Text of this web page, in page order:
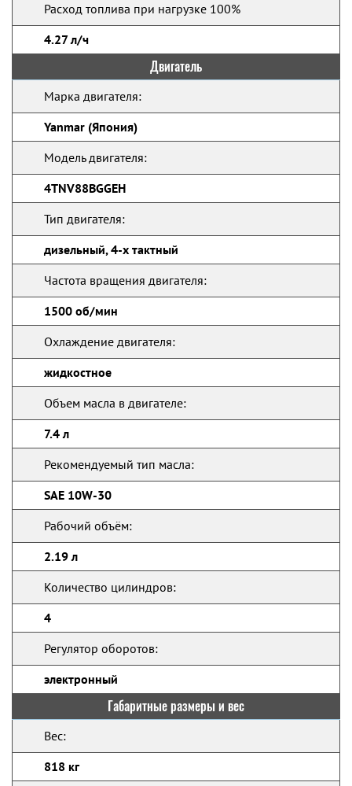
Расход топлива при нагрузке 100%
4.27 л/ч
Двигатель
Марка двигателя:
Yanmar (Япония)
Модель двигателя:
4TNV88BGGEH
Тип двигателя:
дизельный, 4-х тактный
Частота вращения двигателя:
1500 об/мин
Охлаждение двигателя:
жидкостное
Объем масла в двигателе:
7.4 л
Рекомендуемый тип масла:
SAE 10W-30
Рабочий объём:
2.19 л
Количество цилиндров:
4
Регулятор оборотов:
электронный
Габаритные размеры и вес
Вес:
818 кг